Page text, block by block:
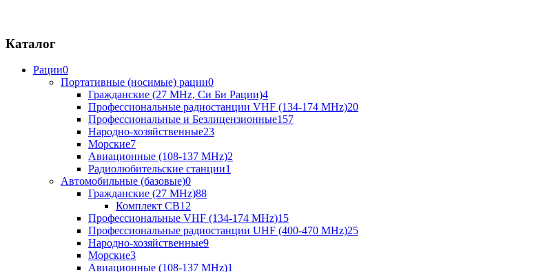
Каталог
Рации0
Портативные (носимые) рации0
Гражданские (27 MHz, Си Би Рации)4
Профессиональные радиостанции VHF (134-174 MHz)20
Профессиональные и Безлицензионные157
Народно-хозяйственные23
Морские7
Авиационные (108-137 MHz)2
Радиолюбительские станции1
Автомобильные (базовые)0
Гражданские (27 MHz)88
Комплект CB12
Профессиональные VHF (134-174 MHz)15
Профессиональные радиостанции UHF (400-470 MHz)25
Народно-хозяйственные9
Морские3
Авиационные (108-137 MHz)1